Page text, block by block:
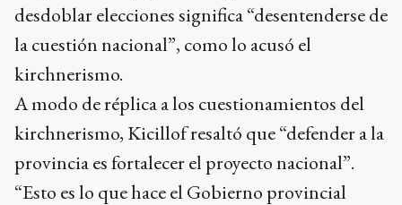
desdoblar elecciones significa “desentenderse de
la cuestión nacional”, como lo acusó el
kirchnerismo.
A modo de réplica a los cuestionamientos del
kirchnerismo, Kicillof resaltó que “defender a la
provincia es fortalecer el proyecto nacional”.
“Esto es lo que hace el Gobierno provincial